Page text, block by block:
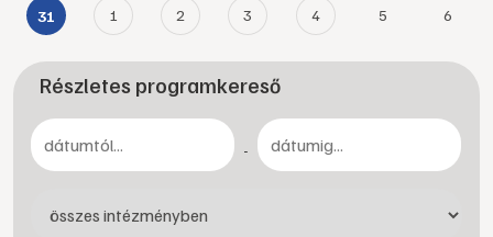
31 1 2 3 4 5 6
Részletes programkereső
-